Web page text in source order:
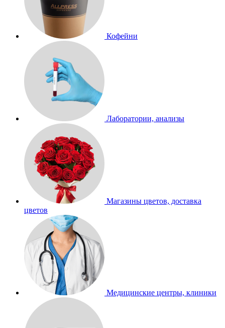
Кофейни
Лаборатории, анализы
Магазины цветов, доставка
цветов
Медицинские центры, клиники